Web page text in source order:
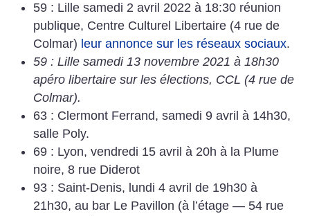
59 : Lille samedi 2 avril 2022 à 18:30 réunion
publique, Centre Culturel Libertaire (4 rue de
Colmar) leur annonce sur les réseaux sociaux.
59 : Lille samedi 13 novembre 2021 à 18h30
apéro libertaire sur les élections, CCL (4 rue de
Colmar).
63 : Clermont Ferrand, samedi 9 avril à 14h30,
salle Poly.
69 : Lyon, vendredi 15 avril à 20h à la Plume
noire, 8 rue Diderot
93 : Saint-Denis, lundi 4 avril de 19h30 à
21h30, au bar Le Pavillon (à l’étage ­— 54 rue